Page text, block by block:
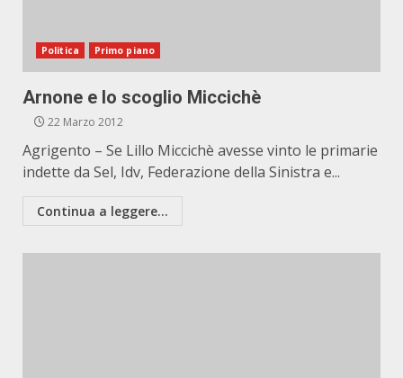
Politica Primo piano
Arnone e lo scoglio Miccichè
22 Marzo 2012
Agrigento – Se Lillo Miccichè avesse vinto le primarie
indette da Sel, Idv, Federazione della Sinistra e...
Continua a leggere...